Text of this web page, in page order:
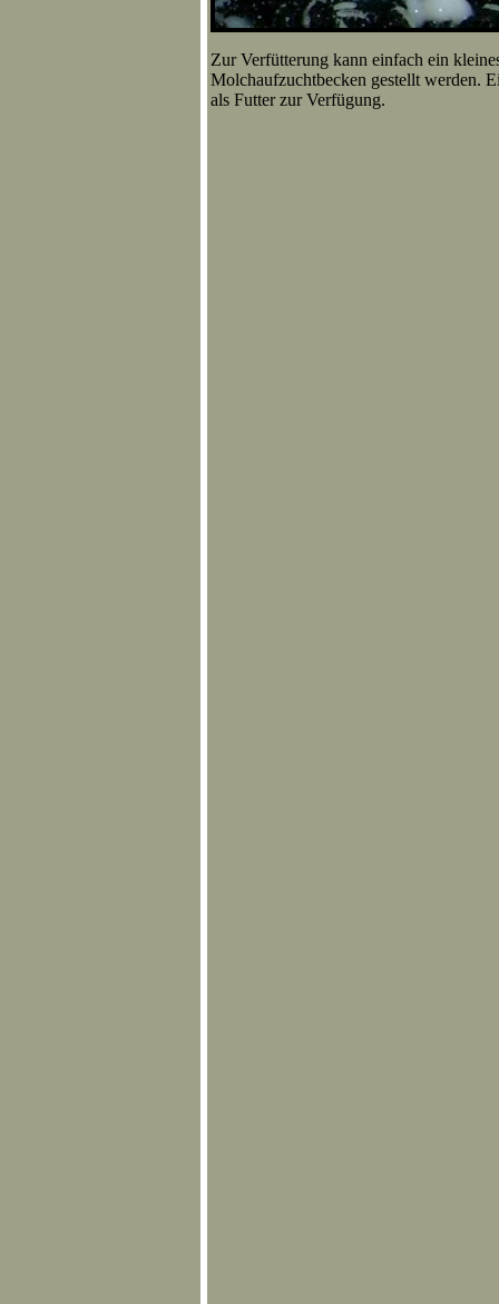
Zur Verfütterung kann einfach ein
Molchaufzuchtbecken gestellt werden.
als Futter zur Verfügung.